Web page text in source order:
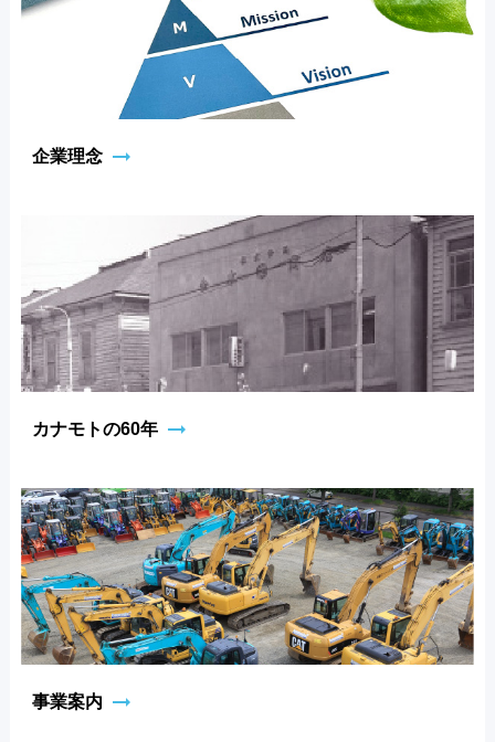
企業理念 arrow_right_alt
カナモトの60年 arrow_right_alt
事業案内 arrow_right_alt